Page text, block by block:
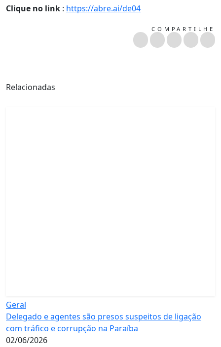
Clique no link : https://abre.ai/de04
COMPARTILHE
Relacionadas
Geral
Delegado e agentes são presos suspeitos de ligação
com tráfico e corrupção na Paraíba
02/06/2026